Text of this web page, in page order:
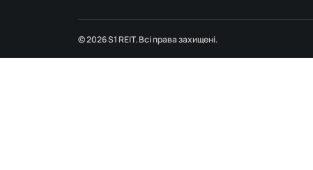
© 2026 S1 REIT. Всі права захищені.